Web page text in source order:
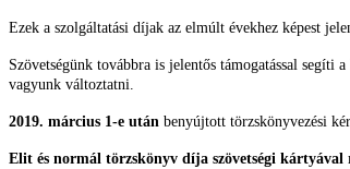
Ezek a szolgáltatási díjak az elmúlt évekhez képest
Szövetségünk továbbra is jelentős támogatással segíti
vagyunk változtatni.
2019. március 1-e után benyújtott törzskönyvezési
Elit és normál törzskönyv díja szövetségi